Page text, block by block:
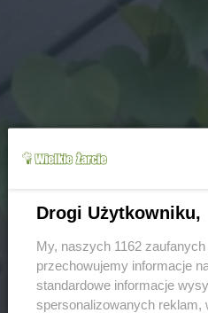
Drogi Użytkowniku,
My, naszych 1162
przechowujemy informacje
standardowe informacje
spersonalizowanych reklam,